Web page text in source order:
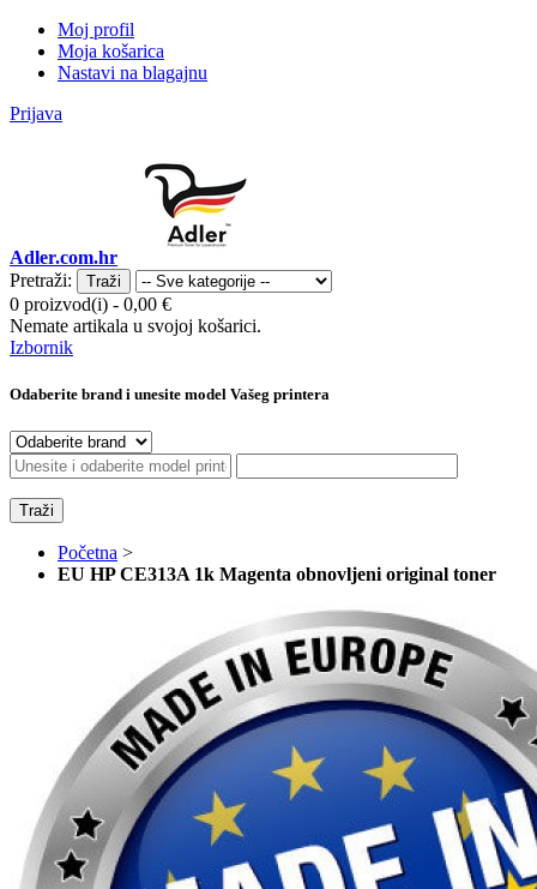
Moj profil
Moja košarica
Nastavi na blagajnu
Prijava
Adler.com.hr
Pretraži:
Traži
0 proizvod(i) - 0,00 €
Nemate artikala u svojoj košarici.
Izbornik
Odaberite brand i unesite model Vašeg printera
Traži
Početna >
EU HP CE313A 1k Magenta obnovljeni original toner